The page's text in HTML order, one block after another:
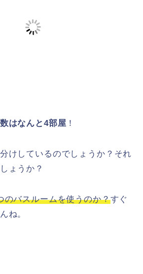
はなんと4部屋 ！
けしているのでしょうか？それ
ょうか？
のバスルームを使うのか？すぐ
ね。